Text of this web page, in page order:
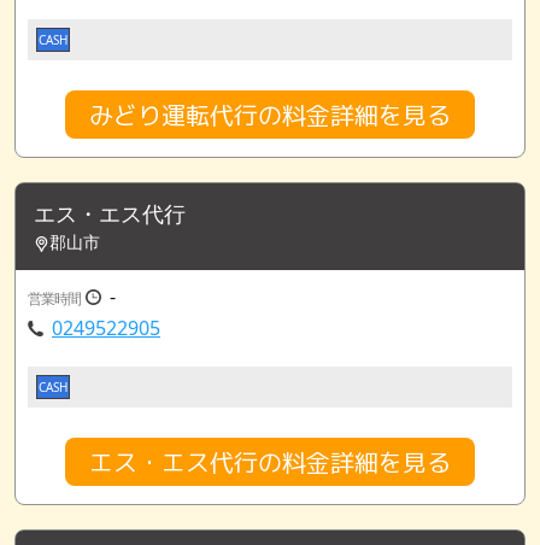
CASH
みどり運転代行の料金詳細を見る
エス・エス代行
郡山市
営業時間
-
0249522905
CASH
エス・エス代行の料金詳細を見る